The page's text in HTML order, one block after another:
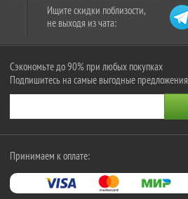
Ищите скидки поблизости,
не выходя из чата:
Сэкономьте до 90% при любых покупках
Подпишитесь на самые выгодные предложения
Принимаем к оплате: